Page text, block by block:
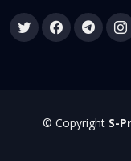
© Copyright S-